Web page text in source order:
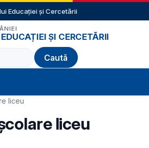
Educației și Cercetării
ȘI CERCETĂRII
liceu
liceu